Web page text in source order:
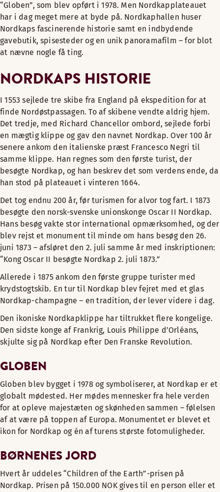
“Globen”, som blev opført i 1978. Men Nordkapplateauet
har i dag meget mere at byde på. Nordkaphallen huser
Nordkaps fascinerende historie samt en indbydende
gavebutik, spisesteder og en unik panoramafilm – for blot
at nævne nogle få ting.
NORDKAPS HISTORIE
I 1553 sejlede tre skibe fra England på ekspedition for at
finde Nordøstpassagen. To af skibene vendte aldrig hjem.
Det tredje, med Richard Chancellor ombord, sejlede forbi
en mægtig klippe og gav den navnet Nordkap. Over 100 år
senere ankom den italienske præst Francesco Negri til
samme klippe. Han regnes som den første turist, der
besøgte Nordkap, og han beskrev det som verdens ende, da
han stod på plateauet i vinteren 1664.
Det tog endnu 200 år, før turismen for alvor tog fart. I 1873
besøgte den norsk-svenske unionskonge Oscar II Nordkap.
Hans besøg vakte stor international opmærksomhed, og der
blev rejst et monument til minde om hans besøg den 26.
juni 1873 – afsløret den 2. juli samme år med inskriptionen:
“Kong Oscar II besøgte Nordkap 2. juli 1873.”
Allerede i 1875 ankom den første gruppe turister med
krydstogtskib. En tur til Nordkap blev fejret med et glas
Nordkap-champagne – en tradition, der lever videre i dag.
Den ikoniske Nordkapklippe har tiltrukket flere kongelige.
Den sidste konge af Frankrig, Louis Philippe d’Orléans,
skjulte sig på Nordkap efter Den Franske Revolution.
GLOBEN
Globen blev bygget i 1978 og symboliserer, at Nordkap er et
globalt mødested. Her mødes mennesker fra hele verden
for at opleve majestæten og skønheden sammen – følelsen
af at være på toppen af Europa. Monumentet er blevet et
ikon for Nordkap og én af turens største fotomuligheder.
BØRNENES JORD
Hvert år uddeles “Children of the Earth”-prisen på
Nordkap. Prisen på 150.000 NOK gives til en person eller et